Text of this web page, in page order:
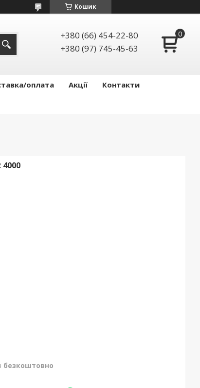
Кошик
+380 (66) 454-22-80
+380 (97) 745-45-63
оплата Акції
Контакти
4000
безкоштовно